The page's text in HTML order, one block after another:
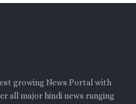
growing News Portal with
all major hindi news ranging